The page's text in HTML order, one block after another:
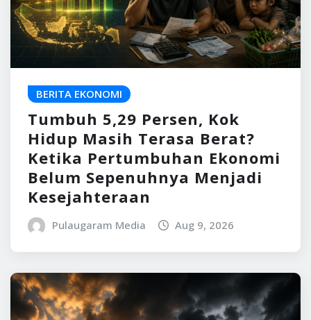
BERITA EKONOMI
Tumbuh 5,29 Persen, Kok
Hidup Masih Terasa Berat?
Ketika Pertumbuhan Ekonomi
Belum Sepenuhnya Menjadi
Kesejahteraan
Pulaugaram Media Aug 9, 2026